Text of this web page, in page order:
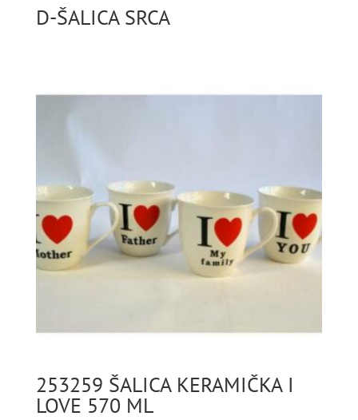
D-ŠALICA SRCA
253259 ŠALICA KERAMIČKA I
LOVE 570 ML